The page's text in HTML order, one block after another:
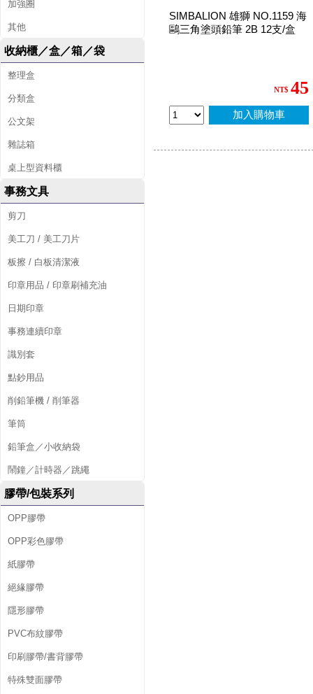
加強圈
其他
收納櫃／盒／箱／袋
整理盒
分類盒
公文架
雜誌箱
桌上型資料櫃
事務文具
剪刀
美工刀 / 美工刀片
板擦 / 白板清潔液
印章用品 / 印章刷補充油
日期印章
事務連續印章
識別套
點鈔用品
削鉛筆機 / 削筆器
筆筒
鉛筆盒／小收納袋
鬧鐘／計時器／跳繩
膠帶/包裝系列
OPP膠帶
OPP彩色膠帶
紙膠帶
絕緣膠帶
隱形膠帶
PVC布紋膠帶
印刷膠帶/書背膠帶
特殊雙面膠帶
SIMBALION 雄獅 NO.1159 海
鷗三角塗頭鉛筆 2B 12支/盒
NT$ 45
加入購物車